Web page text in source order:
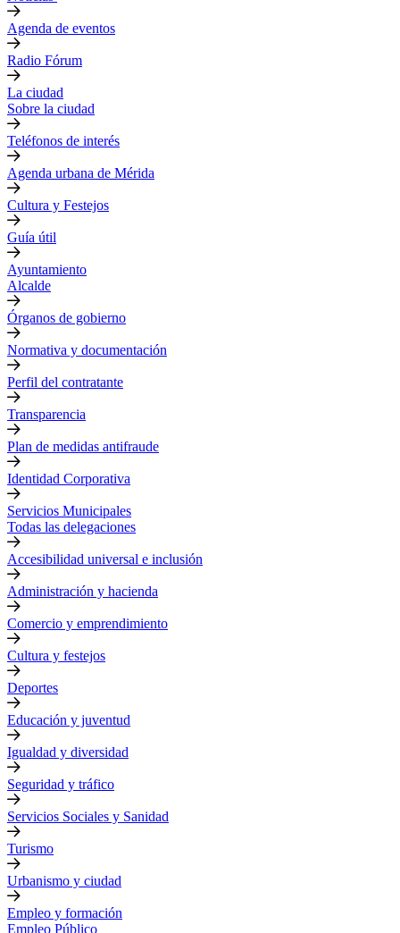
Agenda de eventos
Radio Fórum
La ciudad
Sobre la ciudad
Teléfonos de interés
Agenda urbana de Mérida
Cultura y Festejos
Guía útil
Ayuntamiento
Alcalde
Órganos de gobierno
Normativa y documentación
Perfil del contratante
Transparencia
Plan de medidas antifraude
Identidad Corporativa
Servicios Municipales
Todas las delegaciones
Accesibilidad universal e inclusión
Administración y hacienda
Comercio y emprendimiento
Cultura y festejos
Deportes
Educación y juventud
Igualdad y diversidad
Seguridad y tráfico
Servicios Sociales y Sanidad
Turismo
Urbanismo y ciudad
Empleo y formación
Empleo Público